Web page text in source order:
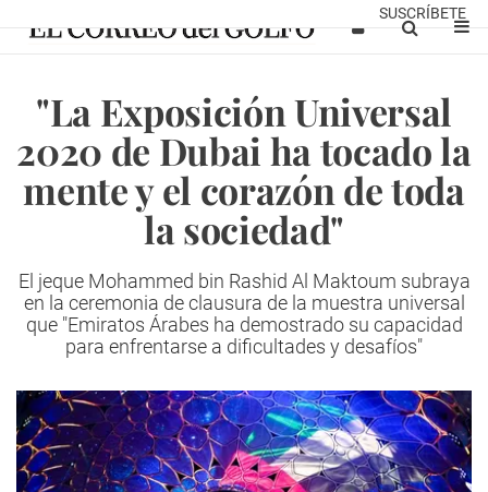
SUSCRÍBETE
"La Exposición Universal
2020 de Dubai ha tocado la
mente y el corazón de toda
la sociedad"
El jeque Mohammed bin Rashid Al Maktoum subraya
en la ceremonia de clausura de la muestra universal
que "Emiratos Árabes ha demostrado su capacidad
para enfrentarse a dificultades y desafíos"